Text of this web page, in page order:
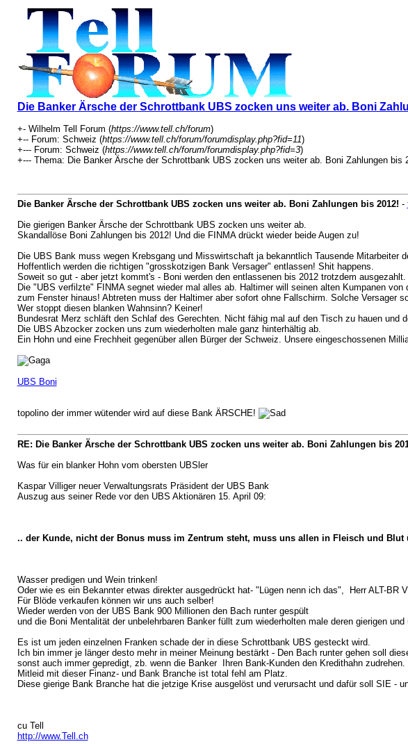
Die Banker Ärsche der Schrottbank UBS zocken uns weiter ab. Boni
+- Wilhelm Tell Forum (https://www.tell.ch/forum)
+-- Forum: Schweiz (https://www.tell.ch/forum/forumdisplay.php?fid=11)
+--- Forum: Schweiz (https://www.tell.ch/forum/forumdisplay.php?fid=3)
+--- Thema: Die Banker Ärsche der Schrottbank UBS zocken uns weiter ab. Boni Zahlungen bis
Die Banker Ärsche der Schrottbank UBS zocken uns weiter ab. Boni Zahlungen bis 2012! -
Die gierigen Banker Ärsche der Schrottbank UBS zocken uns weiter ab.
Skandallöse Boni Zahlungen bis 2012! Und die FINMA drückt wieder beide Augen zu!
Die UBS Bank muss wegen Krebsgang und Misswirtschaft ja bekanntlich Tausende Mitarbeiter
Hoffentlich werden die richtigen "grosskotzigen Bank Versager" entlassen! Shit happens.
Soweit so gut - aber jetzt kommt's - Boni werden den entlassenen bis 2012 trotzdem ausgezahlt.
Die "UBS verfilzte" FINMA segnet wieder mal alles ab. Haltimer will seinen alten Kumpanen
zum Fenster hinaus! Abtreten muss der Haltimer aber sofort ohne Fallschirm. Solche Versager
Wer stoppt diesen blanken Wahnsinn? Keiner!
Bundesrat Merz schläft den Schlaf des Gerechten. Nicht fähig mal auf den Tisch zu hauen und
Die UBS Abzocker zocken uns zum wiederholten male ganz hinterhältig ab.
Ein Hohn und eine Frechheit gegenüber allen Bürger der Schweiz. Unsere eingeschossenen
UBS Boni
topolino der immer wütender wird auf diese Bank ÄRSCHE!
RE: Die Banker Ärsche der Schrottbank UBS zocken uns weiter ab. Boni Zahlungen bis
Was für ein blanker Hohn vom obersten UBSler
Kaspar Villiger neuer Verwaltungsrats Präsident der UBS Bank
Auszug aus seiner Rede vor den UBS Aktionären 15. April 09:
.. der Kunde, nicht der Bonus muss im Zentrum steht, muss uns allen in Fleisch und Blut
Wasser predigen und Wein trinken!
Oder wie es ein Bekannter etwas direkter ausgedrückt hat- "Lügen nenn ich das", Herr ALT-BR
Für Blöde verkaufen können wir uns auch selber!
Wieder werden von der UBS Bank 900 Millionen den Bach runter gespült
und die Boni Mentalität der unbelehrbaren Banker füllt zum wiederholten male deren gierigen
Es ist um jeden einzelnen Franken schade der in diese Schrottbank UBS gesteckt wird.
Ich bin immer je länger desto mehr in meiner Meinung bestärkt - Den Bach runter gehen soll
sonst auch immer gepredigt, zb. wenn die Banker Ihren Bank-Kunden den Kredithahn
Mitleid mit dieser Finanz- und Bank Branche ist total fehl am Platz.
Diese gierige Bank Branche hat die jetzige Krise ausgelöst und verursacht und dafür soll SIE -
cu Tell
http://www.Tell.ch